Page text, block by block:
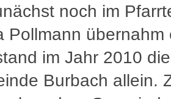
noch im
Pollmann übernahm
im Jahr 2010
Burbach allein.